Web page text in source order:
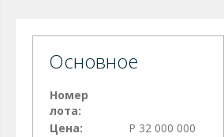
Основное
Номер
лота:
Цена:
Р 32 000 000